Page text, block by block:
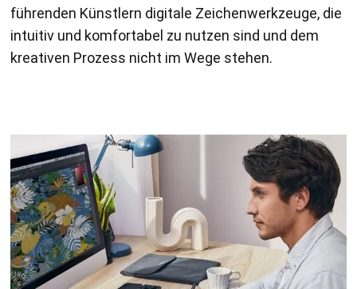
führenden Künstlern digitale Zeichenwerkzeuge, die
intuitiv und komfortabel zu nutzen sind und dem
kreativen Prozess nicht im Wege stehen.